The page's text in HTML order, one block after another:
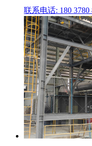
联系电话: 180 3780